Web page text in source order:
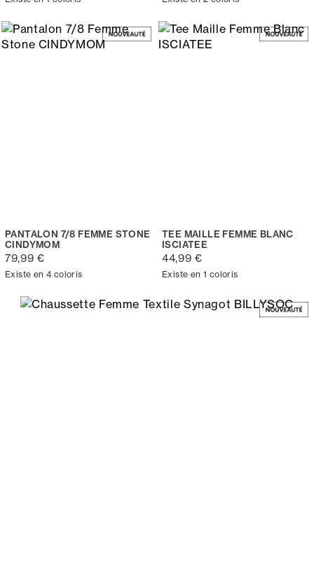
PANTALON 7/8 FEMME STONE
CINDYMOM
79,99 €
Existe en 4 coloris
TEE MAILLE FEMME BLANC
ISCIATEE
44,99 €
Existe en 1 coloris